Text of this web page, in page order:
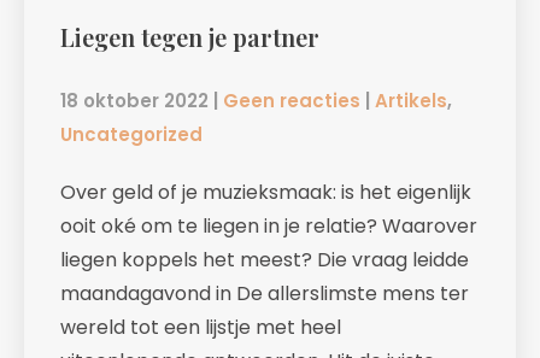
Liegen tegen je partner
18 oktober 2022 Geen reacties Artikels,
Uncategorized
Over geld of je muzieksmaak: is het eigenlijk
ooit oké om te liegen in je relatie? Waarover
liegen koppels het meest? Die vraag leidde
maandagavond in De allerslimste mens ter
wereld tot een lijstje met heel